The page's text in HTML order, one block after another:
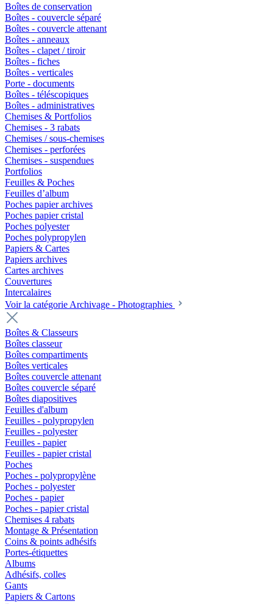
Boîtes de conservation
Boîtes - couvercle séparé
Boîtes - couvercle attenant
Boîtes - anneaux
Boîtes - clapet / tiroir
Boîtes - fiches
Boîtes - verticales
Porte - documents
Boîtes - téléscopiques
Boîtes - administratives
Chemises & Portfolios
Chemises - 3 rabats
Chemises / sous-chemises
Chemises - perforées
Chemises - suspendues
Portfolios
Feuilles & Poches
Feuilles d’album
Poches papier archives
Poches papier cristal
Poches polyester
Poches polypropylen
Papiers & Cartes
Papiers archives
Cartes archives
Couvertures
Intercalaires
Voir la catégorie Archivage - Photographies
Boîtes & Classeurs
Boîtes classeur
Boîtes compartiments
Boîtes verticales
Boîtes couvercle attenant
Boîtes couvercle séparé
Boîtes diapositives
Feuilles d'album
Feuilles - polypropylen
Feuilles - polyester
Feuilles - papier
Feuilles - papier cristal
Poches
Poches - polypropylène
Poches - polyester
Poches - papier
Poches - papier cristal
Chemises 4 rabats
Montage & Présentation
Coins & points adhésifs
Portes-étiquettes
Albums
Adhésifs, colles
Gants
Papiers & Cartons